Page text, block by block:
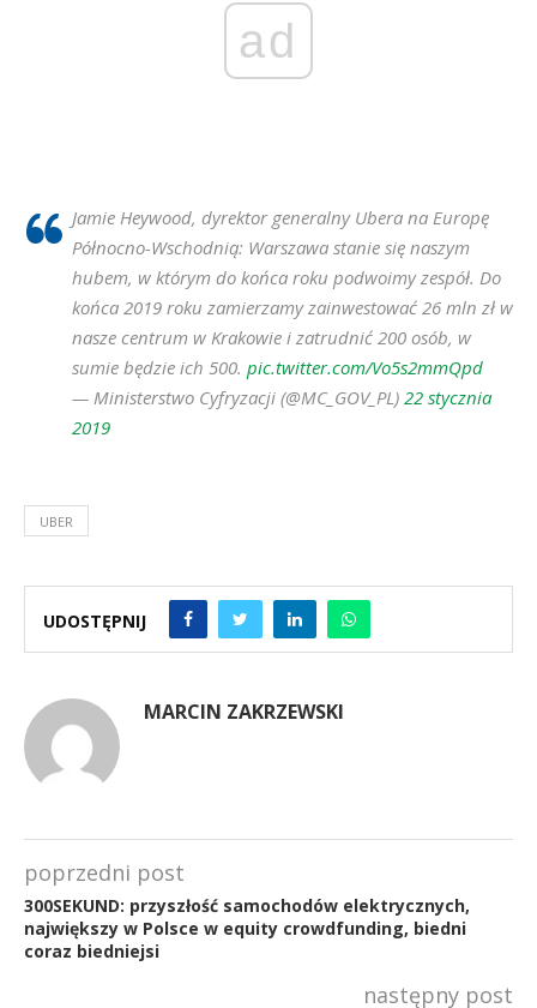
ad
Jamie Heywood, dyrektor generalny Ubera na Europę
Północno-Wschodnią: Warszawa stanie się naszym
hubem, w którym do końca roku podwoimy zespół. Do
końca 2019 roku zamierzamy zainwestować 26 mln zł w
nasze centrum w Krakowie i zatrudnić 200 osób, w
sumie będzie ich 500. pic.twitter.com/Vo5s2mmQpd
— Ministerstwo Cyfryzacji (@MC_GOV_PL) 22 stycznia
2019
UBER
UDOSTĘPNIJ
MARCIN ZAKRZEWSKI
poprzedni post
300SEKUND: przyszłość samochodów elektrycznych,
największy w Polsce w equity crowdfunding, biedni
coraz biedniejsi
następny post